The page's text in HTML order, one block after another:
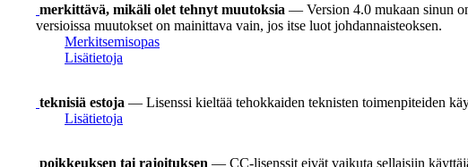
merkittävä, mikäli olet tehnyt muutoksia — Version 4.0 mukaan sinun
versioissa muutokset on mainittava vain, jos itse luot johdannaisteoksen.
Merkitsemisopas
Lisätietoja
teknisiä estoja — Lisenssi kieltää tehokkaiden teknisten toimenpiteiden
Lisätietoja
poikkeuksen tai rajoituksen — CC-lisenssit eivät vaikuta sellaisiin